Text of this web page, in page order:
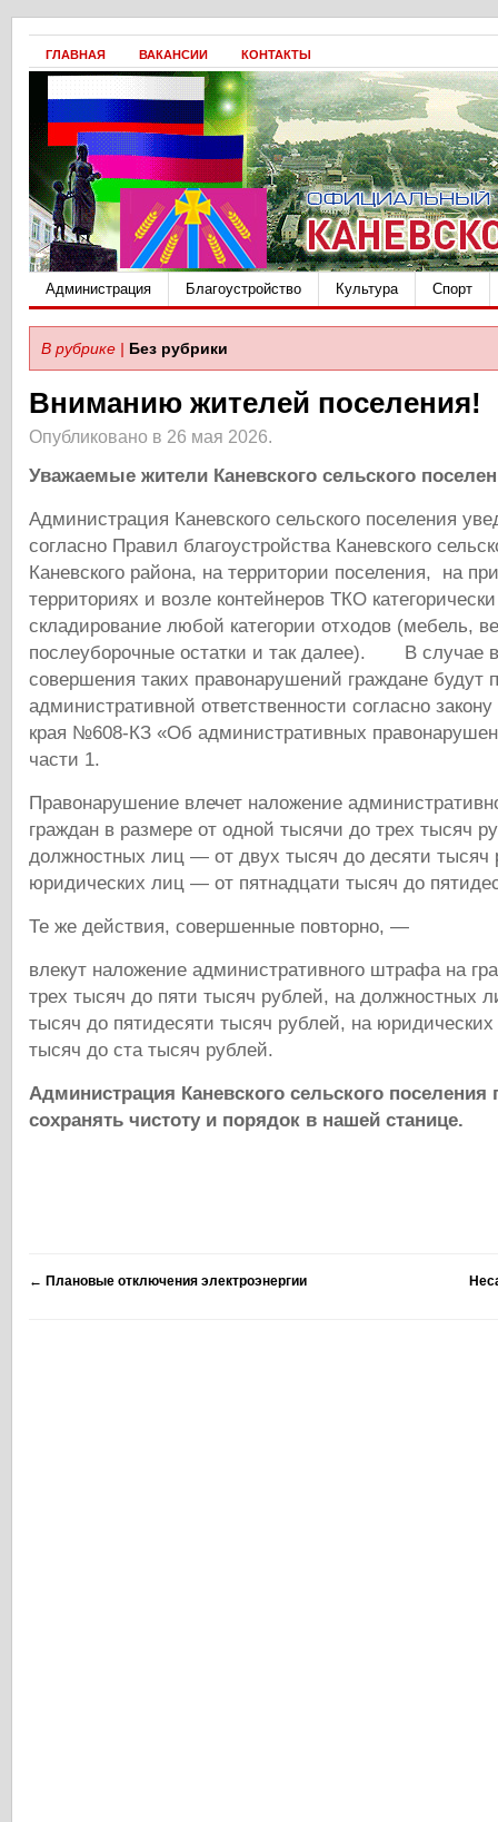
ГЛАВНАЯ ВАКАНСИИ КОНТАКТЫ
Администрация Благоустройство Культура Спорт
В рубрике | Без рубрики
Вниманию жителей поселения!
Опубликовано в 26 мая 2026.
Уважаемые жители Каневского сельского
Администрация Каневского сельского поселения
согласно Правил благоустройства Каневского
Каневского района, на территории поселения, на
территориях и возле контейнеров ТКО
складирование любой категории отходов (мебель,
послеуборочные остатки и так далее). В случае
совершения таких правонарушений граждане будут
административной ответственности согласно закону
края №608-КЗ «Об административных
части 1.
Правонарушение влечет наложение
граждан в размере от одной тысячи до трех тысяч
должностных лиц — от двух тысяч до десяти тысяч
юридических лиц — от пятнадцати тысяч до
Те же действия, совершенные повторно, —
влекут наложение административного штрафа на
трех тысяч до пяти тысяч рублей, на должностных
тысяч до пятидесяти тысяч рублей, на
тысяч до ста тысяч рублей.
Администрация Каневского сельского поселения
сохранять чистоту и порядок в нашей станице.
← Плановые отключения электроэнергии